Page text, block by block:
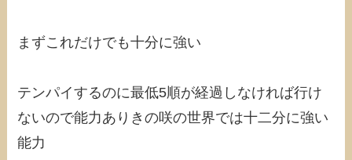
まずこれだけでも十分に強い
テンパイするのに最低5順が経過しなければ行け
ないので能力ありきの咲の世界では十二分に強い
能力